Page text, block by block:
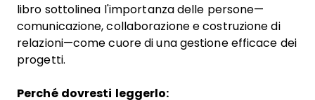
libro sottolinea l'importanza delle persone—
comunicazione, collaborazione e costruzione di
relazioni—come cuore di una gestione efficace dei
progetti.
Perché dovresti leggerlo: